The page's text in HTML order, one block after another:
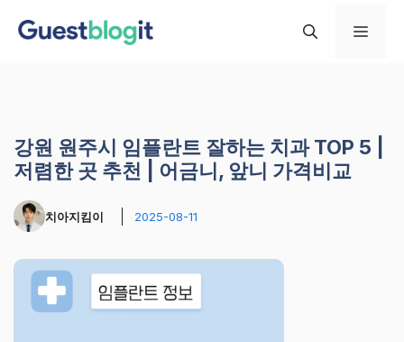
메
강원 원주시 임플란트 잘하는 치과 TOP 5 |
저렴한 곳 추천 | 어금니, 앞니 가격비교
치아지킴이 2025-08-11